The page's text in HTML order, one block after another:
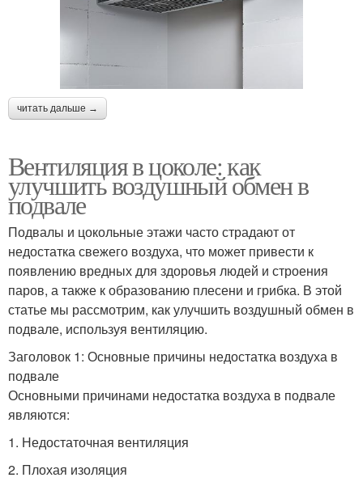
читать дальше →
Вентиляция в цоколе: как
улучшить воздушный обмен в
подвале
Подвалы и цокольные этажи часто страдают от
недостатка свежего воздуха, что может привести к
появлению вредных для здоровья людей и строения
паров, а также к образованию плесени и грибка. В этой
статье мы рассмотрим, как улучшить воздушный обмен в
подвале, используя вентиляцию.
Заголовок 1: Основные причины недостатка воздуха в
подвале
Основными причинами недостатка воздуха в подвале
являются:
1. Недостаточная вентиляция
2. Плохая изоляция